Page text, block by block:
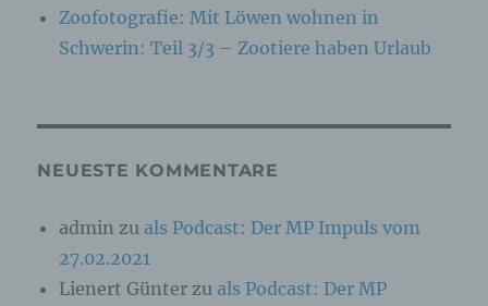
Zoofotografie: Mit Löwen wohnen in
Schwerin: Teil 3/3 – Zootiere haben Urlaub
NEUESTE KOMMENTARE
admin zu als Podcast: Der MP Impuls vom
27.02.2021
Lienert Günter zu als Podcast: Der MP
i) Empfänger
Stelle, der personenbezogene Daten
sich bei ihr um einen Dritten handelt oder nicht.
Behörden, die im Rahmen eines bestimmten
oder dem Recht der Mitgliedstaaten
möglicherweise personenbezogene Daten
erhalten, gelten jedoch nicht als Empfänger.